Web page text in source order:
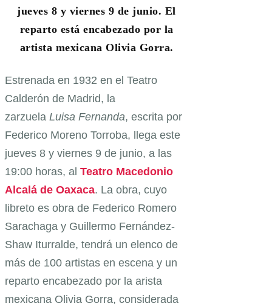
jueves 8 y viernes 9 de junio. El
reparto está encabezado por la
artista mexicana Olivia Gorra.
Estrenada en 1932 en el Teatro
Calderón de Madrid, la
zarzuela Luisa Fernanda, escrita por
Federico Moreno Torroba, llega este
jueves 8 y viernes 9 de junio, a las
19:00 horas, al Teatro Macedonio
Alcalá de Oaxaca. La obra, cuyo
libreto es obra de Federico Romero
Sarachaga y Guillermo Fernández-
Shaw Iturralde, tendrá un elenco de
más de 100 artistas en escena y un
reparto encabezado por la arista
mexicana Olivia Gorra, considerada